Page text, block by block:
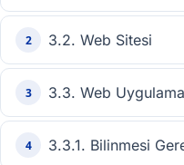
2 3.2. Web Sitesi
3 3.3. Web
4 3.3.1. Bilinmesi